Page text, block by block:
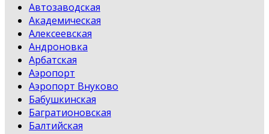
Автозаводская
Академическая
Алексеевская
Андроновка
Арбатская
Аэропорт
Аэропорт Внуково
Бабушкинская
Багратионовская
Балтийская